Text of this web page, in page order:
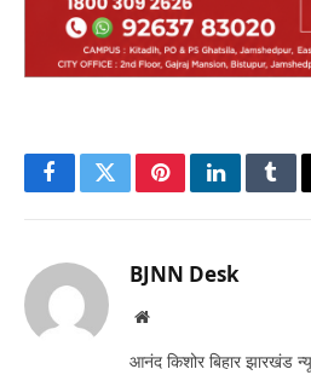
FacebookTwitterPinterestLinkedIn
BJNN Desk
Website
आनंद किशोर बिहार झारखंड